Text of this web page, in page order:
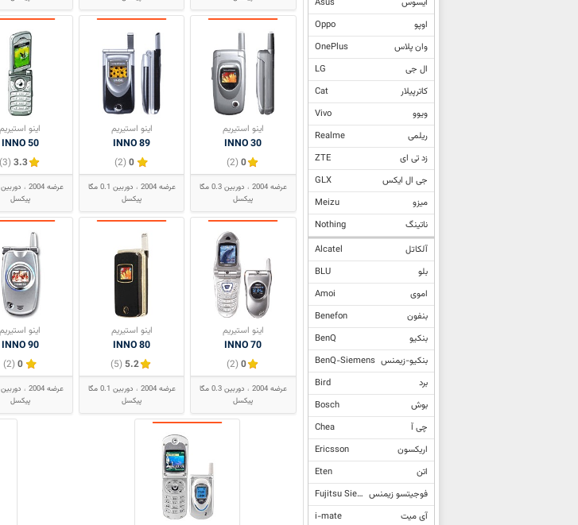
ایسوس
Asus
اوپو
Oppo
وان پلاس
OnePlus
ال جی
LG
کاترپیلار
Cat
ویوو
Vivo
ریلمی
Realme
زد تی ای
ZTE
جی ال ایکس
GLX
میزو
Meizu
ناتینگ
Nothing
آلکاتل
Alcatel
بلو
BLU
اموی
Amoi
بنفون
Benefon
بنکیو
BenQ
بنکیو-زیمنس BenQ-Siemens
برد
Bird
بوش
Bosch
چی آ
Chea
اریکسون
Ericsson
اتن
Eten
فوجیتسو زیمنس Fujitsu Siemens
آی میت
i-mate
اینو استیریم
INNO 30
0
(2)
عرضه 2004
دوربین 0.3 مگا
پیکسل
اینو استیریم
INNO 89
0
(2)
عرضه 2004
دوربین 0.1 مگا
پیکسل
اینو استیریم
INNO 50
3.3
(3)
عرضه 2004
پیکسل
اینو استیریم
INNO 70
0
(2)
عرضه 2004
دوربین 0.3 مگا
پیکسل
اینو استیریم
INNO 80
5.2
(5)
عرضه 2004
دوربین 0.1 مگا
پیکسل
اینو استیریم
INNO 90
0
(2)
عرضه 2004
پیکسل